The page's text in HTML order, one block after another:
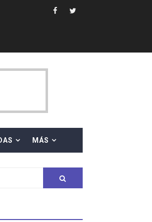
Martínez 5ª en 10km
ruso, llevándose 8 medallas, seis para
MÁS